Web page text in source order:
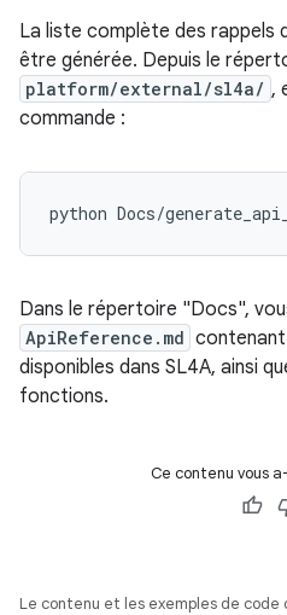
La liste complète des rappels
être générée. Depuis le
platform/external/sl4a/ ,
commande :
python
Dans le répertoire "Docs",
ApiReference.md
disponibles dans SL4A, ainsi
fonctions.
Ce contenu vous
Le contenu et les exemples de